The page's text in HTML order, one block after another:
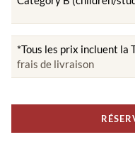
*Tous les prix incluent la
frais de livraison